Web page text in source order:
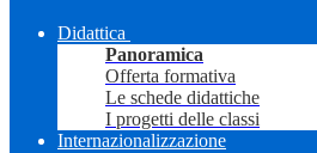
Didattica
Panoramica
Offerta formativa
Le schede didattiche
I progetti delle classi
Internazionalizzazione